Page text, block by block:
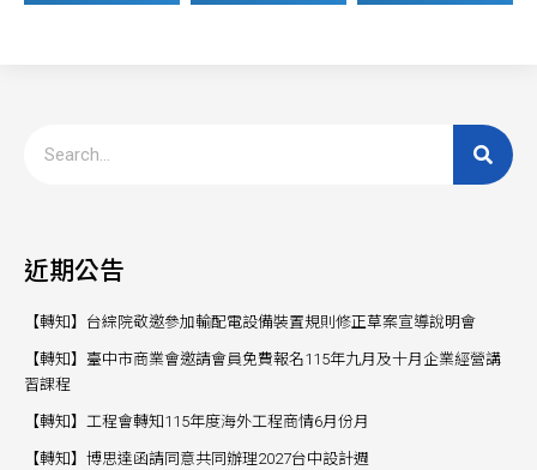
近期公告
【轉知】台綜院敬邀參加輸配電設備裝置規則修正草案宣導說明會
【轉知】臺中市商業會邀請會員免費報名115年九月及十月企業經營講
習課程
【轉知】工程會轉知115年度海外工程商情6月份月
【轉知】博思達函請同意共同辦理2027台中設計週